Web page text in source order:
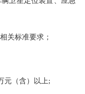
关标准要求；
（含）以上;